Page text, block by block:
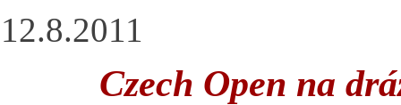
12.8.2011
Czech Open na